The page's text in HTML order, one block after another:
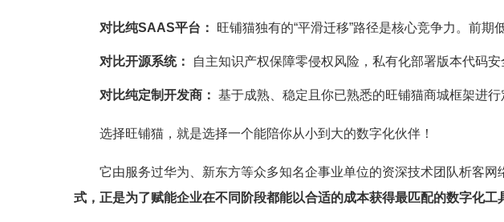
对比纯SAAS平台： 旺铺猫独有的“平滑迁移”路径是核心竞争力。前
对比开源系统： 自主知识产权保障零侵权风险，私有化部署版本代码
对比纯定制开发商： 基于成熟、稳定且你已熟悉的旺铺猫商城框架进
选择旺铺猫，就是选择一个能陪你从小到大的数字化伙伴！
它由服务过华为、新东方等众多知名企事业单位的资深技术团队析客网
式，正是为了赋能企业在不同阶段都能以合适的成本获得最匹配的数字化工